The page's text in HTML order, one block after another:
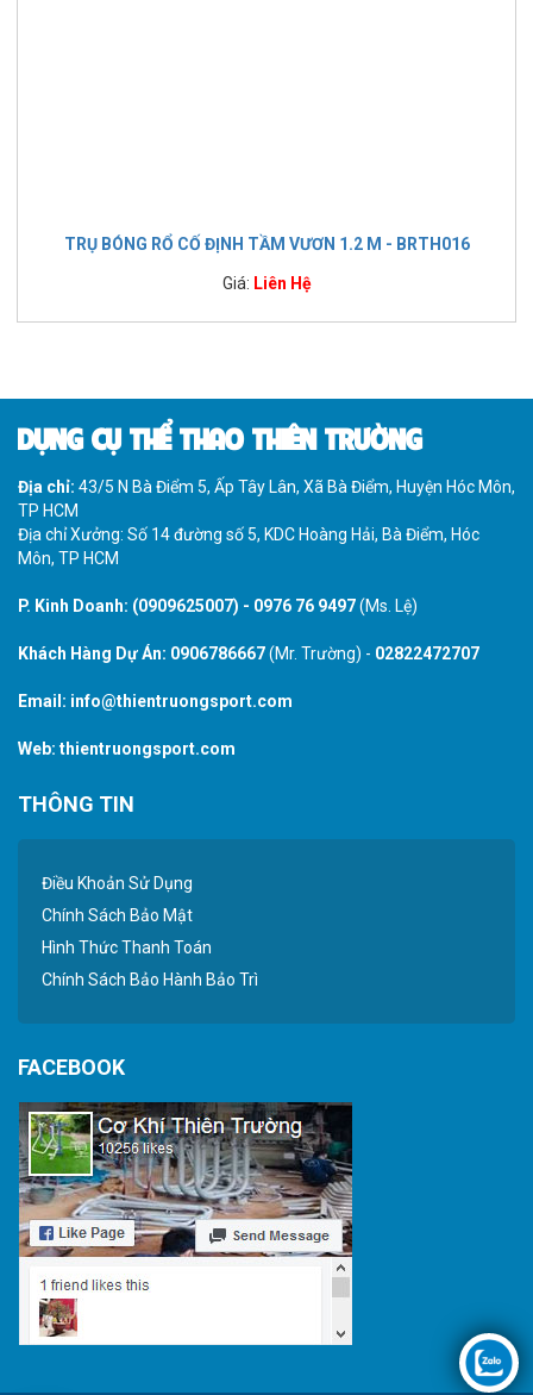
TRỤ BÓNG RỔ CỐ ĐỊNH TẦM VƯƠN 1.2 M - BRTH016
Giá: Liên Hệ
DỤNG CỤ THỂ THAO THIÊN TRƯỜNG
Địa chỉ: 43/5 N Bà Điểm 5, Ấp Tây Lân, Xã Bà Điểm, Huyện Hóc Môn,
TP HCM
Địa chỉ Xưởng: Số 14 đường số 5, KDC Hoàng Hải, Bà Điểm, Hóc
Môn, TP HCM
P. Kinh Doanh: (0909625007) - 0976 76 9497(Ms. Lệ)
Khách Hàng Dự Án: 0906786667(Mr. Trường) - 02822472707
Email: info@thientruongsport.com
Web: thientruongsport.com
THÔNG TIN
Điều Khoản Sử Dụng
Chính Sách Bảo Mật
Hình Thức Thanh Toán
Chính Sách Bảo Hành Bảo Trì
FACEBOOK